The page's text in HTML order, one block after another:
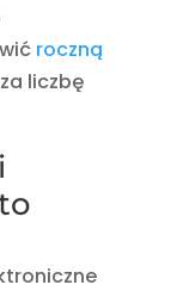
roczną
liczbę